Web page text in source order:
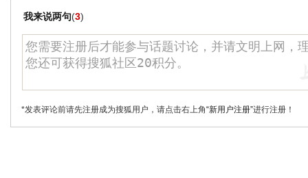
我来说两句(3)
*发表评论前请先注册成为搜狐用户，请点击右上角“新用户注册”进行注册！